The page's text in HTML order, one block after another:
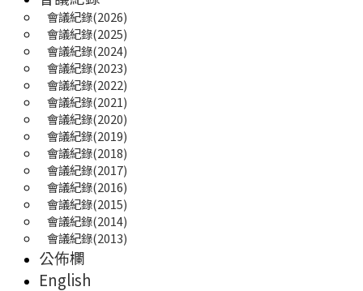
會議紀錄(2026)
會議紀錄(2025)
會議紀錄(2024)
會議紀錄(2023)
會議紀錄(2022)
會議紀錄(2021)
會議紀錄(2020)
會議紀錄(2019)
會議紀錄(2018)
會議紀錄(2017)
會議紀錄(2016)
會議紀錄(2015)
會議紀錄(2014)
會議紀錄(2013)
公佈欄
English